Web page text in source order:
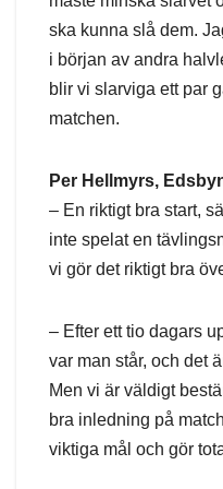
ska kunna slå dem.
i början av andra
blir vi slarviga ett par
matchen.
Per Hellmyrs,
– En riktigt bra start,
inte spelat en
vi gör det riktigt bra
– Efter ett tio dagars
var man står, och det
Men vi är väldigt
bra inledning på
viktiga mål och gör